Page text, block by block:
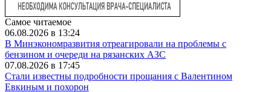
Самое читаемое
06.08.2026 в 13:24
В Минэкономразвития отреагировали на проблемы с
бензином и очереди на рязанских АЗС
07.08.2026 в 17:45
Стали известны подробности прощания с Валентином
Евкиным и похорон